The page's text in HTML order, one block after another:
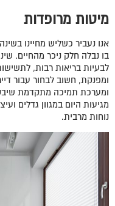
מיטות מרופדות
אנו נעביר כשליש מחיינו
בו נבלה חלק ניכר מהחיים.
לבעיות בריאות רבות,
ומפנקת, חשוב לבחור עבור
ומערכת תמיכה מתקדמת
מגיעות היום במגוון גדלים
נוחות מרבית.